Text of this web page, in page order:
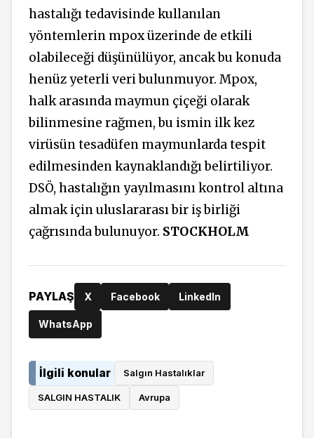
hastalığı tedavisinde kullanılan
yöntemlerin mpox üzerinde de etkili
olabileceği düşünülüyor, ancak bu konuda
henüz yeterli veri bulunmuyor. Mpox,
halk arasında maymun çiçeği olarak
bilinmesine rağmen, bu ismin ilk kez
virüsün tesadüfen maymunlarda tespit
edilmesinden kaynaklandığı belirtiliyor.
DSÖ, hastalığın yayılmasını kontrol altına
almak için uluslararası bir iş birliği
çağrısında bulunuyor. STOCKHOLM
PAYLAŞ X Facebook LinkedIn
WhatsApp
İlgili konular Salgın Hastalıklar
SALGIN HASTALIK Avrupa